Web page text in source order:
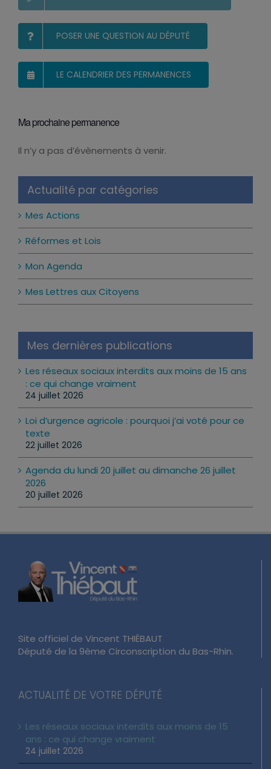
POSER UNE QUESTION AU DÉPUTÉ
LE CALENDRIER DES PERMANENCES
Ma prochaine permanence
Notice
Il n’y a pas d’évènements à venir.
Actualité par catégories
Mes Actions
Réformes et Lois
Mon Agenda
Mes Lettres aux Citoyens
Mes dernières publications
Les réseaux sociaux interdits aux moins de 15 ans
: ce qui change vraiment
24 juillet 2026
Loi d’urgence agricole : pourquoi j’ai voté pour ce
texte
22 juillet 2026
Agenda du lundi 20 juillet au dimanche 26 juillet
2026
20 juillet 2026
Site officiel de Vincent THIÉBAUT
Député de la 9ème Circonscription du Bas-Rhin.
ACTUALITÉ DE VOTRE DÉPUTÉ
Les réseaux sociaux interdits aux moins de 15
ans : ce qui change vraiment
24 juillet 2026